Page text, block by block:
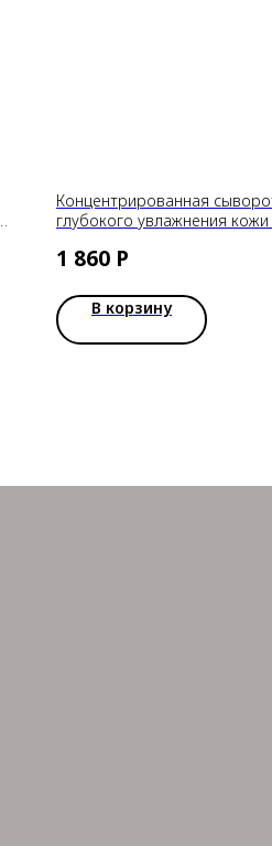
Концентрированная
глубокого увлажнения кожи
50ml
1 860 Р
В корзину